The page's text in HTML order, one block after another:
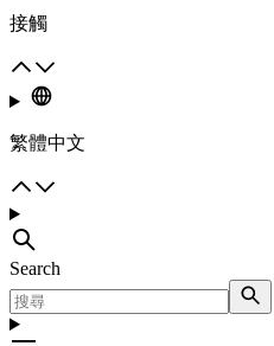
接觸
繁體中文
Search